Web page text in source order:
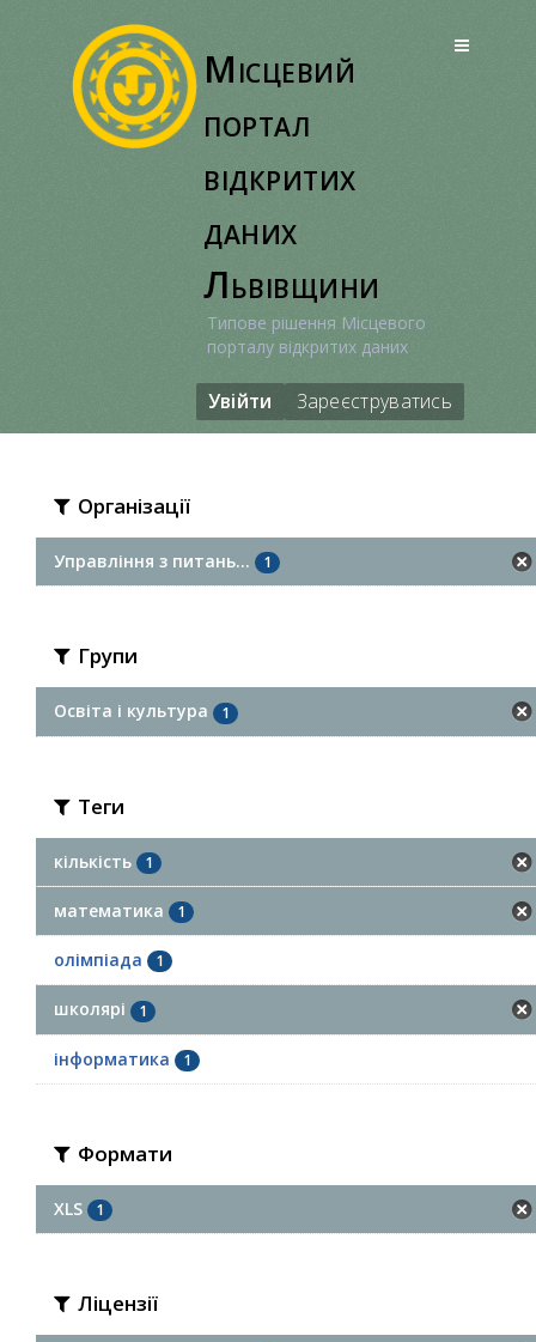
Місцевий
портал
відкритих
даних
Львівщини
Типове рішення Місцевого
порталу відкритих даних
Увійти Зареєструватись
Організації
Управління з питань... 1
Групи
Освіта і культура 1
Теги
кількість 1
математика 1
олімпіада 1
школярі 1
інформатика 1
Формати
XLS 1
Ліцензії